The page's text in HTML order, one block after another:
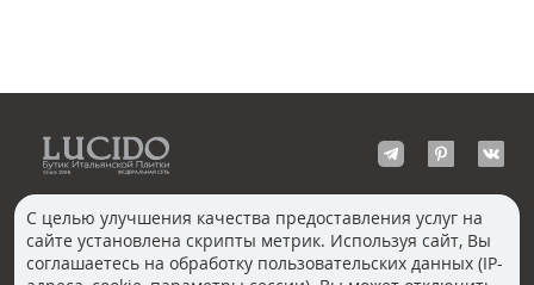
КОНТАКТЫ
Волгоград
С целью улучшения качества предоставления услуг на
сайте установлена скрипты метрик. Используя сайт, Вы
соглашаетесь на обработку пользовательских данных (IP-